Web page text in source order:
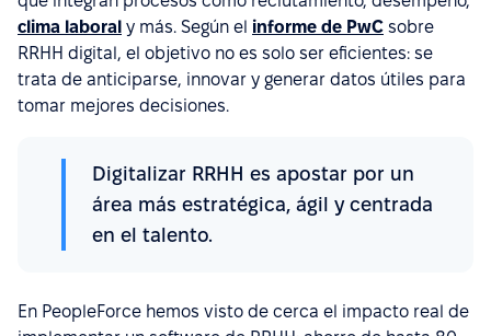
clima laboral y más. Según el informe de PwC sobre
RRHH digital, el objetivo no es solo ser eficientes: se
trata de anticiparse, innovar y generar datos útiles para
tomar mejores decisiones.
Digitalizar RRHH es apostar por un
área más estratégica, ágil y centrada
en el talento.
En PeopleForce hemos visto de cerca el impacto real de